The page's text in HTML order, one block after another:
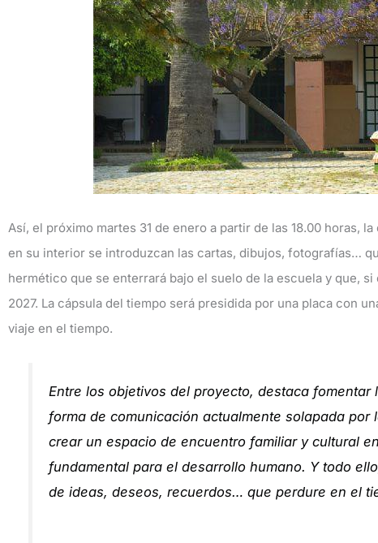
Así, el próximo martes 31 de enero a partir de las 18.00 horas,
en su interior se introduzcan las cartas, dibujos, fotografías…
hermético que se enterrará bajo el suelo de la escuela y que,
2027. La cápsula del tiempo será presidida por una placa con
viaje en el tiempo.
Entre los objetivos del proyecto, destaca
forma de comunicación actualmente solapada
crear un espacio de encuentro familiar y cultural
fundamental para el desarrollo humano. Y todo
de ideas, deseos, recuerdos… que perdure en el